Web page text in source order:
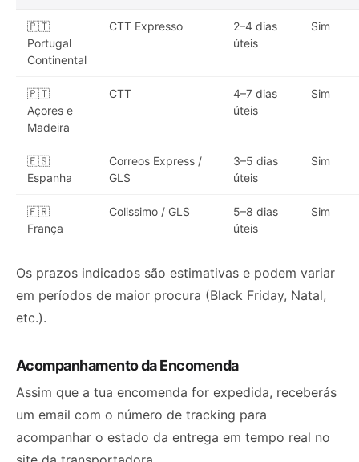
🇵🇹
Portugal
Continental
CTT Expresso
2–4 dias
úteis
Sim
🇵🇹
Açores e
Madeira
CTT
4–7 dias
úteis
Sim
🇪🇸
Espanha
Correos Express /
GLS
3–5 dias
úteis
Sim
🇫🇷
França
Colissimo / GLS
5–8 dias
úteis
Sim
Os prazos indicados são estimativas e podem variar
em períodos de maior procura (Black Friday, Natal,
etc.).
Acompanhamento da Encomenda
Assim que a tua encomenda for expedida, receberás
um email com o número de tracking para
acompanhar o estado da entrega em tempo real no